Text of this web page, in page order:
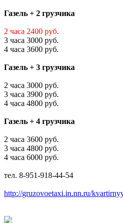
Газель + 2 грузчика
2 часа 2400 руб.
3 часа 3000 руб.
4 часа 3600 руб.
Газель + 3 грузчика
2 часа 3000 руб.
3 часа 3900 руб.
4 часа 4800 руб.
Газель + 4 грузчика
2 часа 3600 руб.
3 часа 4800 руб.
4 часа 6000 руб.
тел. 8-951-918-44-54
http://gruzovoetaxi.in.nn.ru/